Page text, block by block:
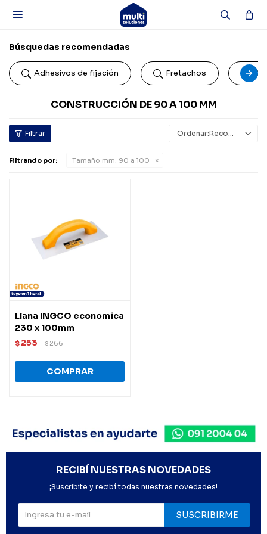

Búsquedas recomendadas
Adhesivos de fijación Fretachos
CONSTRUCCIÓN DE 90 A 100 MM
Recomendados
Filtrando por: Tamaño mm: 90 a 100
Llana INGCO economica
230 x 100mm
$ 253 $266
RECIBÍ NUESTRAS NOVEDADES
¡Suscribite y recibí todas nuestras novedades!
SUSCRIBIRME